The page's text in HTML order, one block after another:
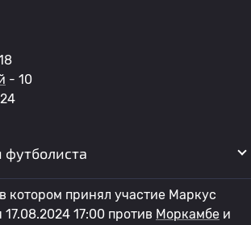
- 10
котором принял участие Маркус
17:00 против Моркамбе и